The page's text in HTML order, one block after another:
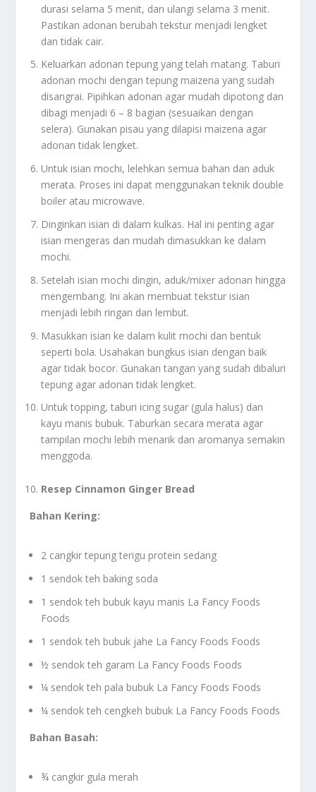
durasi selama 5 menit, dan ulangi selama 3 menit.
Pastikan adonan berubah tekstur menjadi lengket
dan tidak cair.
Keluarkan adonan tepung yang telah matang. Taburi
adonan mochi dengan tepung maizena yang sudah
disangrai. Pipihkan adonan agar mudah dipotong dan
dibagi menjadi 6 – 8 bagian (sesuaikan dengan
selera). Gunakan pisau yang dilapisi maizena agar
adonan tidak lengket.
Untuk isian mochi, lelehkan semua bahan dan aduk
merata. Proses ini dapat menggunakan teknik double
boiler atau microwave.
Dinginkan isian di dalam kulkas. Hal ini penting agar
isian mengeras dan mudah dimasukkan ke dalam
mochi.
Setelah isian mochi dingin, aduk/mixer adonan hingga
mengembang. Ini akan membuat tekstur isian
menjadi lebih ringan dan lembut.
Masukkan isian ke dalam kulit mochi dan bentuk
seperti bola. Usahakan bungkus isian dengan baik
agar tidak bocor. Gunakan tangan yang sudah dibaluri
tepung agar adonan tidak lengket.
Untuk topping, taburi icing sugar (gula halus) dan
kayu manis bubuk. Taburkan secara merata agar
tampilan mochi lebih menarik dan aromanya semakin
menggoda.
Resep Cinnamon Ginger Bread
Bahan Kering:
2 cangkir tepung terigu protein sedang
1 sendok teh baking soda
1 sendok teh bubuk kayu manis La Fancy Foods
Foods
1 sendok teh bubuk jahe La Fancy Foods Foods
½ sendok teh garam La Fancy Foods Foods
¼ sendok teh pala bubuk La Fancy Foods Foods
¼ sendok teh cengkeh bubuk La Fancy Foods Foods
Bahan Basah:
¾ cangkir gula merah